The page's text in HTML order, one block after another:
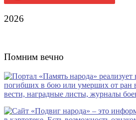
2026
Помним вечно